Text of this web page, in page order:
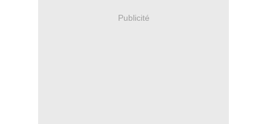
Publicité